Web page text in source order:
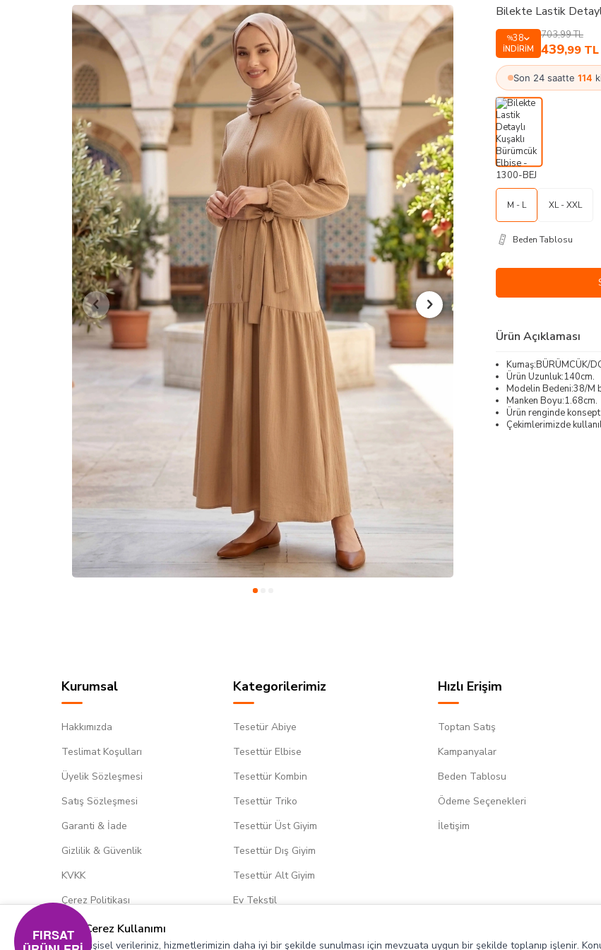
Bilekte Lastik
%38
İNDIRIM
703,99TL
439,99 TL
Son 24 saatte 114
M - L XL - XXL
Beden Tablosu
Ürün Açıklaması
Kumaş:BÜRÜMCÜK/
Ürün Uzunluk:140cm.
Modelin Bedeni:38/M
Manken Boyu:1.68cm.
Ürün renginde
Çekimlerimizde
Kurumsal
Hakkımızda
Teslimat Koşulları
Üyelik Sözleşmesi
Satış Sözleşmesi
Garanti & İade
Gizlilik & Güvenlik
KVKK
Çerez Politikası
Kategorilerimiz
Tesetür Abiye
Tesettür Elbise
Tesettür Kombin
Tesettür Triko
Tesettür Üst Giyim
Tesettür Dış Giyim
Tesettür Alt Giyim
Ev Tekstil
Hızlı Erişim
Toptan Satış
Kampanyalar
Beden Tablosu
Ödeme Seçenekleri
İletişim
Çerez Kullanımı
Kişisel verileriniz, hizmetlerimizin daha iyi bir şekilde sunulması için mevzuata uygun bir şekilde toplanıp işlenir.
FIRSAT